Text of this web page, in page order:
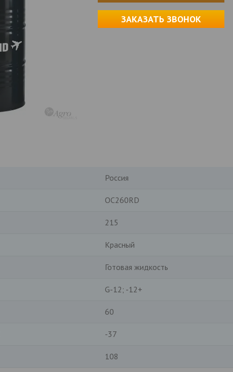
ЗАКАЗАТЬ ЗВОНОК
Россия
OC260RD
215
Красный
Готовая жидкость
G-12; -12+
60
-37
108